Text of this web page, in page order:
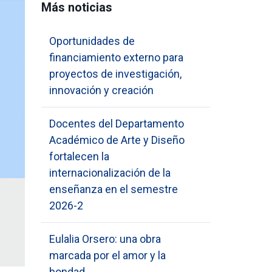
Más noticias
Oportunidades de
financiamiento externo para
proyectos de investigación,
innovación y creación
Docentes del Departamento
Académico de Arte y Diseño
fortalecen la
internacionalización de la
enseñanza en el semestre
2026-2
Eulalia Orsero: una obra
marcada por el amor y la